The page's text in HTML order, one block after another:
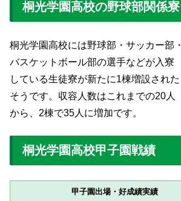
桐光学園高校の野球部関係寮
桐光学園高校には野球部・サッカー部・
バスケットボール部の選手などが入寮
している生徒寮が新たに1棟増設された
そうです。収容人数はこれまでの20人
から、2棟で35人に増加です。
桐光学園高校甲子園戦績
甲子園出場・好成績実績